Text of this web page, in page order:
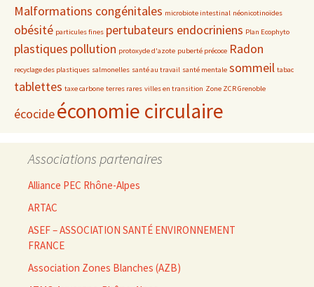
Malformations congénitales microbiote intestinal néonicotinoïdes
obésité particules fines pertubateurs endocriniens Plan Ecophyto
plastiques pollution protoxyde d'azote puberté précoce Radon
recyclage des plastiques salmonelles santé au travail santé mentale sommeil tabac
tablettes taxe carbone terres rares villes en transition Zone ZCR Grenoble
écocideéconomie circulaire
Associations partenaires
Alliance PEC Rhône-Alpes
ARTAC
ASEF – ASSOCIATION SANTÉ ENVIRONNEMENT
FRANCE
Association Zones Blanches (AZB)